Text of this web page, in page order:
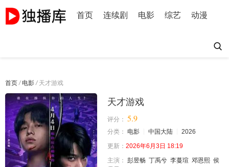
首页 连续剧 电影 综艺 动漫
首页 / 电影 / 天才游戏
天才游戏
评分： 5.9
分类： 电影 中国大陆
2026
更新： 2026年6月3日 18:19
主演： 彭昱畅 丁禹兮 李蔓瑄 邓恩熙 侯